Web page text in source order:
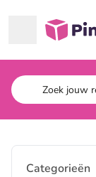
Pinkcube
Categorieën